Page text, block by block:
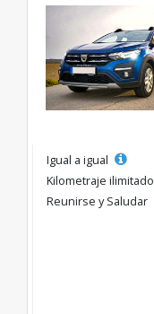
Igual a igual
Kilometraje ilimitado
Reunirse y Saludar